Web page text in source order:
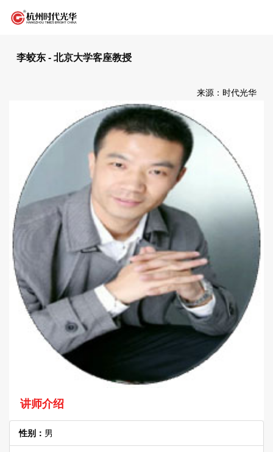
李蛟东 - 北京大学客座教授
来源：时代光华
讲师介绍
性别： 男